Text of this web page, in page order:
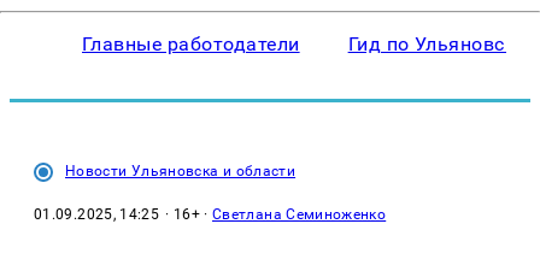
Главные работодатели Гид по Ульяновску
Новости Ульяновска и области
01.09.2025, 14:25 · 16+ ·Светлана Семиноженко